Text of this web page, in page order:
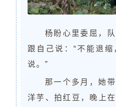
杨盼心里委屈，
跟自己说：“不能退
说。”
那一个多月，她
洋芋、拍红豆，晚上